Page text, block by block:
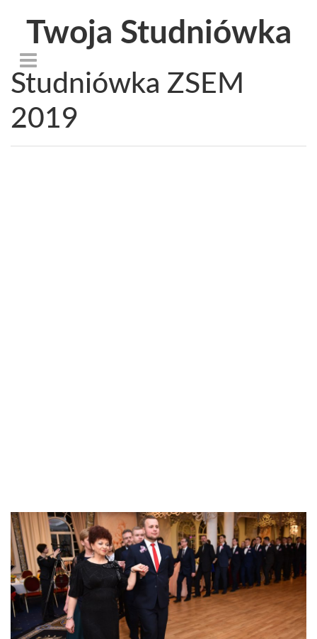
Twoja Studniówka
Studniówka ZSEM
2019